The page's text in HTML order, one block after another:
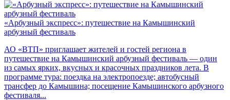
«Арбузный экспресс»: путешествие на Камышинский
арбузный фестиваль
АО «ВТП» приглашает жителей и гостей региона в
путешествие на Камышинский арбузный фестиваль — один
из самых ярких, вкусных и красочных праздников лета. В
программе тура: поездка на электропоезде; автобусный
трансфер до Камышина; посещение Камышинского арбузного
фестиваля...